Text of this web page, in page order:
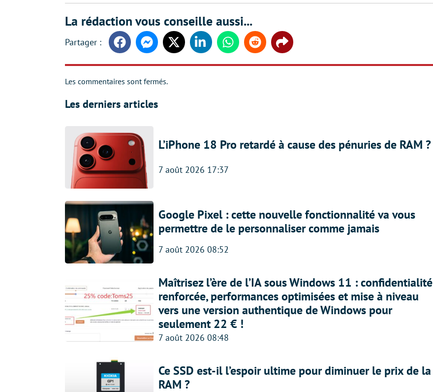
La rédaction vous conseille aussi...
FacebookMessengerTwitter LinkedinWhatsappReddit Share
Les commentaires sont fermés.
Les derniers articles
L’iPhone 18 Pro retardé à cause des pénuries de RAM ?
7 août 2026 17:37
Google Pixel : cette nouvelle fonctionnalité va vous
permettre de le personnaliser comme jamais
7 août 2026 08:52
Maîtrisez l’ère de l’IA sous Windows 11 : confidentialité
renforcée, performances optimisées et mise à niveau
vers une version authentique de Windows pour
seulement 22 € !
7 août 2026 08:48
Ce SSD est-il l’espoir ultime pour diminuer le prix de la
RAM ?